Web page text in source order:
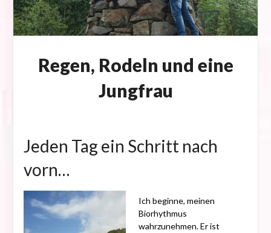
Regen, Rodeln und eine
Jungfrau
6.
Jeden Tag ein Schritt nach
vorn…
Ich beginne, meinen
Biorhythmus
wahrzunehmen. Er ist